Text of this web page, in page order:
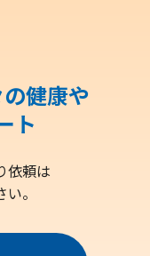
健康や
ト
依頼は
。